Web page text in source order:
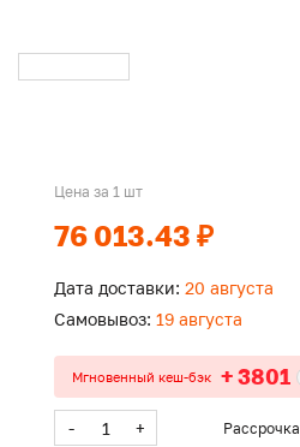
Цена за 1 шт
76 013.43 ₽
Дата доставки: 20 августа
Самовывоз: 19 августа
Мгновенный кеш-бэк + 3801
- + Рассрочка